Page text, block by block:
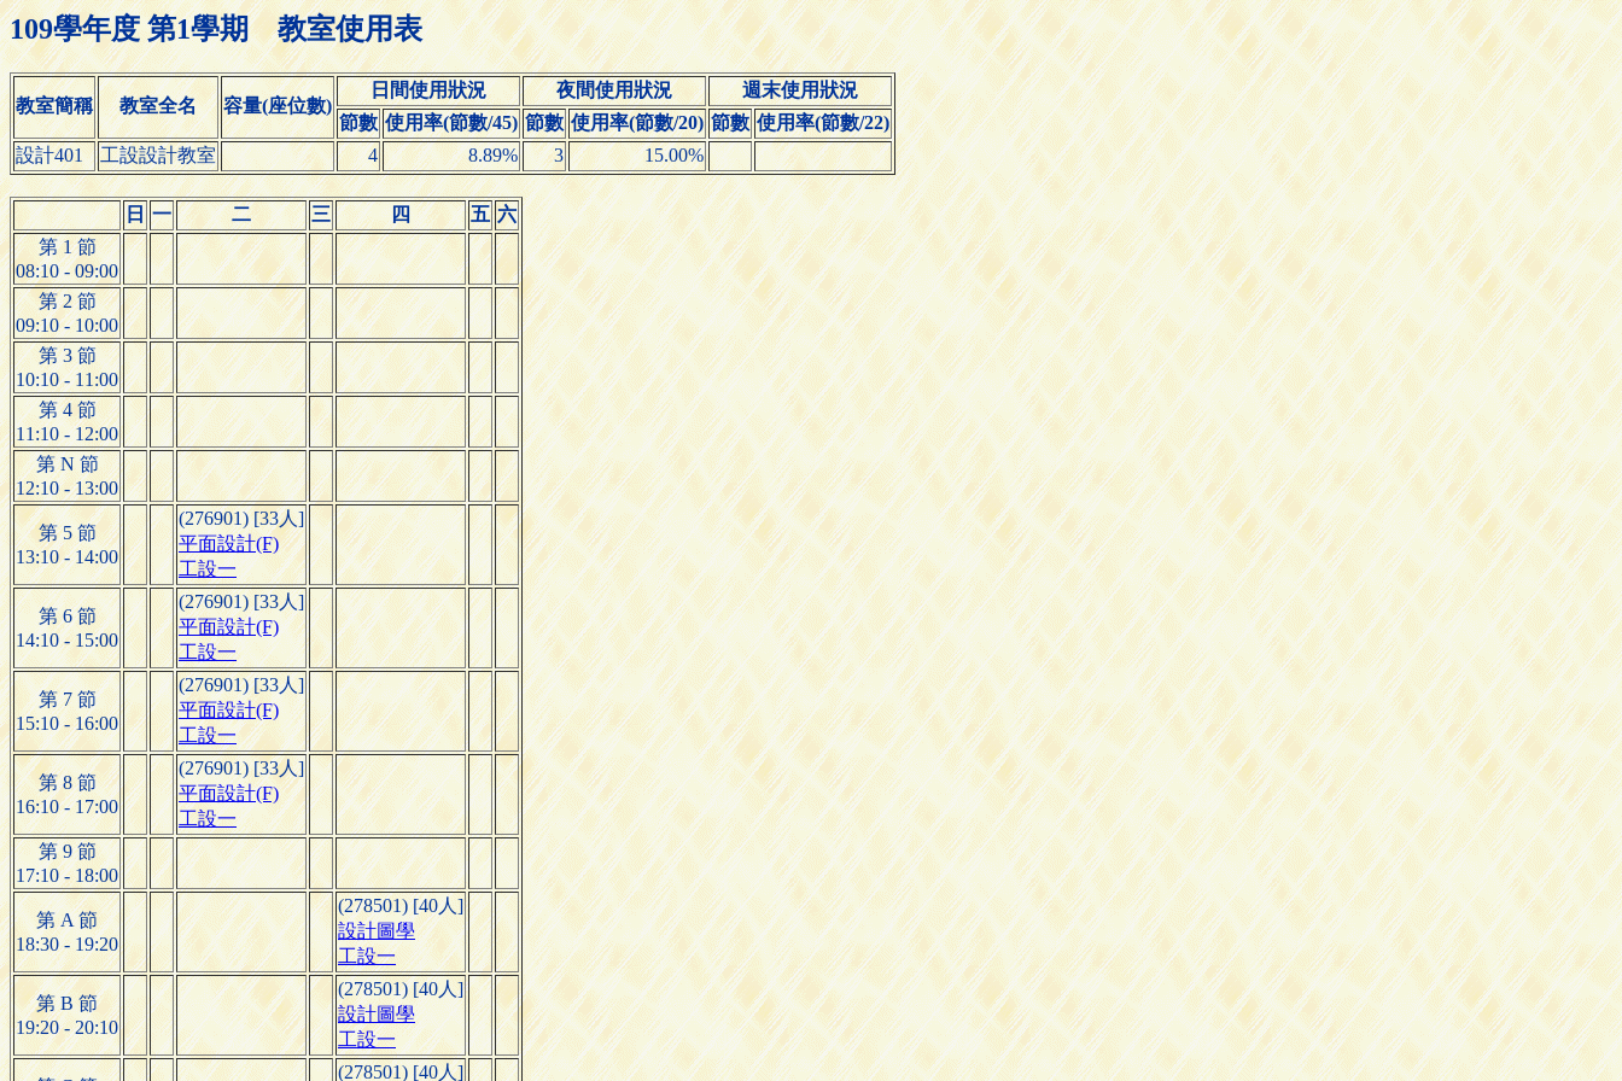
109學年度 第1學期 教室使用表
教室簡稱 教室全名 容量(座位數)
日間使用狀況 夜間使用狀況
週末使用狀況
節數 使用率(節數/45) 節數 使用率(節數/20) 節數 使用率(節數/22)
設計401
工設設計教室 4 8.89% 3 15.00%
日 一 二 三 四 五 六
第 1 節
08:10 - 09:00
第 2 節
09:10 - 10:00
第 3 節
10:10 - 11:00
第 4 節
11:10 - 12:00
第 N 節
12:10 - 13:00
第 5 節
13:10 - 14:00
(276901) [33人]
平面設計(F)
工設一
第 6 節
14:10 - 15:00
(276901) [33人]
平面設計(F)
工設一
第 7 節
15:10 - 16:00
(276901) [33人]
平面設計(F)
工設一
第 8 節
16:10 - 17:00
(276901) [33人]
平面設計(F)
工設一
第 9 節
17:10 - 18:00
第 A 節
18:30 - 19:20
(278501) [40人]
設計圖學
工設一
第 B 節
19:20 - 20:10
(278501) [40人]
設計圖學
工設一
(278501) [40人]